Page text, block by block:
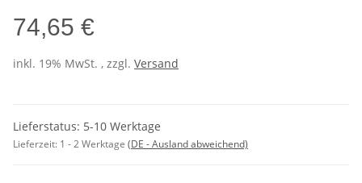
74,65 €
inkl. 19% MwSt. , zzgl. Versand
Lieferstatus: 5-10 Werktage
Lieferzeit: 1 - 2 Werktage (DE - Ausland abweichend)